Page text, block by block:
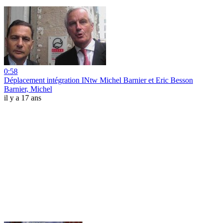
0:58
Déplacement intégration INtw Michel Barnier et Eric Besson
Barnier, Michel
il y a 17 ans